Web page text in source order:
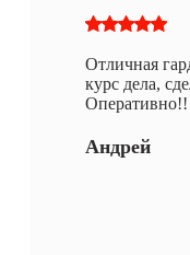
Отличная
курс дела,
Оперативно!!
Андрей